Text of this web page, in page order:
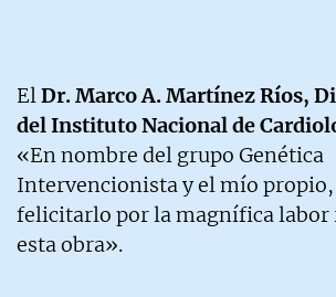
ElDr. Marco A. Martínez Ríos,
del Instituto Nacional de
«En nombre del grupo Genética
Intervencionista y el mío propio,
felicitarlo por la magnífica labor
esta obra».